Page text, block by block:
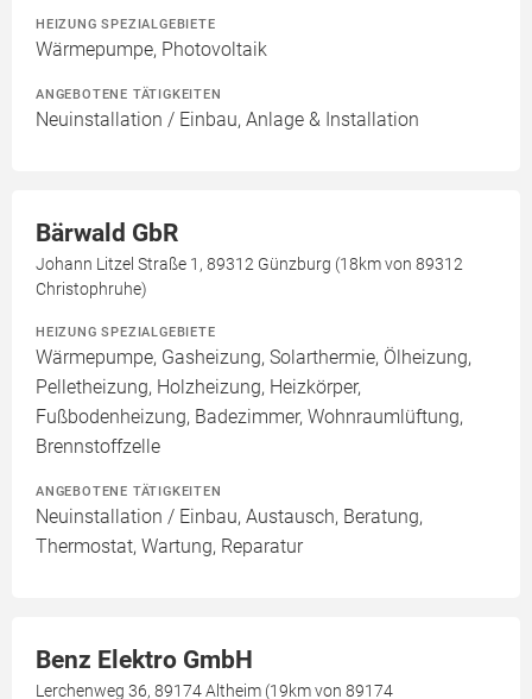
HEIZUNG SPEZIALGEBIETE
Wärmepumpe, Photovoltaik
ANGEBOTENE TÄTIGKEITEN
Neuinstallation / Einbau, Anlage & Installation
Bärwald GbR
Johann Litzel Straße 1, 89312 Günzburg (18km von 89312
Christophruhe)
HEIZUNG SPEZIALGEBIETE
Wärmepumpe, Gasheizung, Solarthermie, Ölheizung,
Pelletheizung, Holzheizung, Heizkörper,
Fußbodenheizung, Badezimmer, Wohnraumlüftung,
Brennstoffzelle
ANGEBOTENE TÄTIGKEITEN
Neuinstallation / Einbau, Austausch, Beratung,
Thermostat, Wartung, Reparatur
Benz Elektro GmbH
Lerchenweg 36, 89174 Altheim (19km von 89174